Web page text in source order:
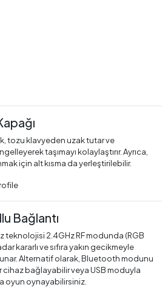
tozu klavyeden uzak tutar ve
taşımayı kolaylaştırır. Ayrıca,
için alt kısma da yerleştirilebilir.
Bağlantı
teknolojisi 2.4GHz RF modunda (RGB
kararlı ve sıfıra yakın gecikmeyle
Alternatif olarak, Bluetooth modunu
bağlayabilir veya USB moduyla
oyun oynayabilirsiniz.